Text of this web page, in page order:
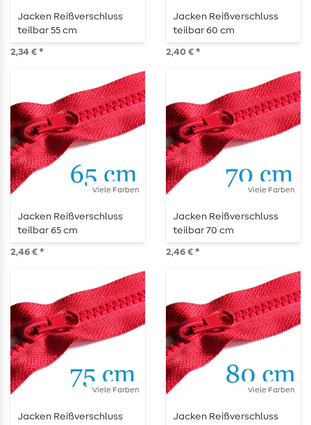
Jacken Reißverschluss
teilbar 55 cm
2,34 € *
Jacken Reißverschluss
teilbar 60 cm
2,40 € *
Viele Farben
Jacken Reißverschluss
teilbar 65 cm
2,46 € *
Viele Farben
Jacken Reißverschluss
teilbar 70 cm
2,46 € *
Viele Farben
Jacken Reißverschluss
Viele Farben
Jacken Reißverschluss